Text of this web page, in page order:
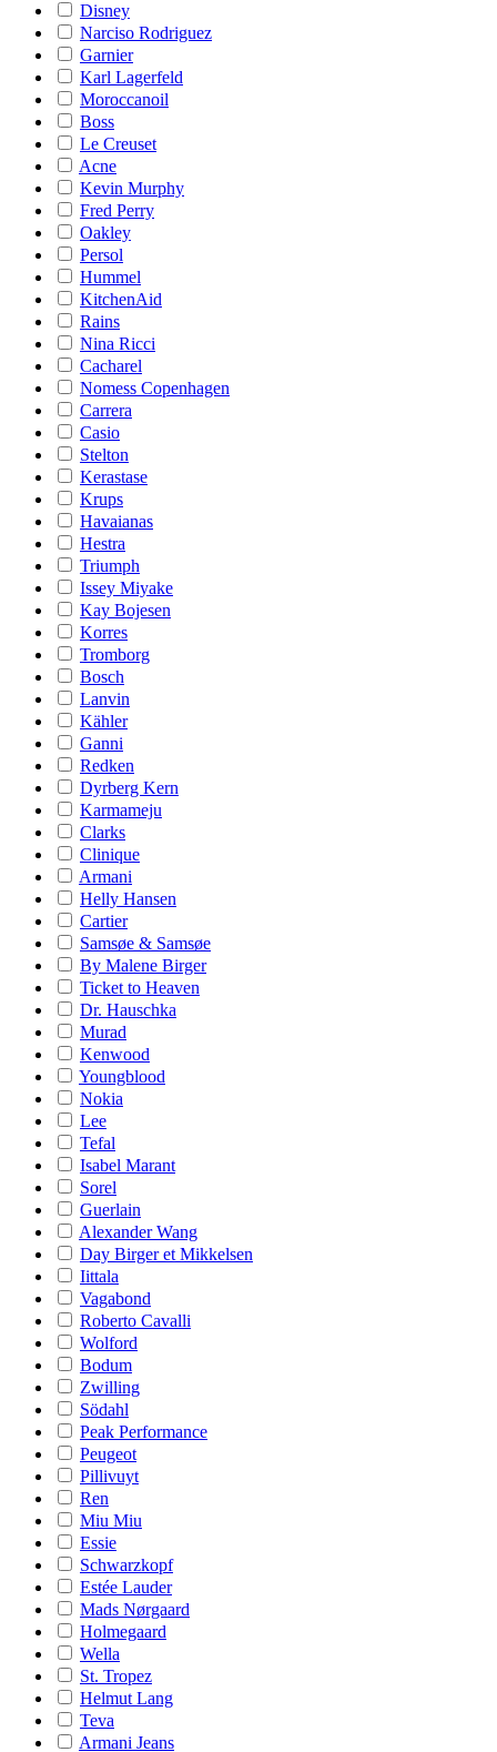
Disney
Narciso Rodriguez
Garnier
Karl Lagerfeld
Moroccanoil
Boss
Le Creuset
Acne
Kevin Murphy
Fred Perry
Oakley
Persol
Hummel
KitchenAid
Rains
Nina Ricci
Cacharel
Nomess Copenhagen
Carrera
Casio
Stelton
Kerastase
Krups
Havaianas
Hestra
Triumph
Issey Miyake
Kay Bojesen
Korres
Tromborg
Bosch
Lanvin
Kähler
Ganni
Redken
Dyrberg Kern
Karmameju
Clarks
Clinique
Armani
Helly Hansen
Cartier
Samsøe & Samsøe
By Malene Birger
Ticket to Heaven
Dr. Hauschka
Murad
Kenwood
Youngblood
Nokia
Lee
Tefal
Isabel Marant
Sorel
Guerlain
Alexander Wang
Day Birger et Mikkelsen
Iittala
Vagabond
Roberto Cavalli
Wolford
Bodum
Zwilling
Södahl
Peak Performance
Peugeot
Pillivuyt
Ren
Miu Miu
Essie
Schwarzkopf
Estée Lauder
Mads Nørgaard
Holmegaard
Wella
St. Tropez
Helmut Lang
Teva
Armani Jeans